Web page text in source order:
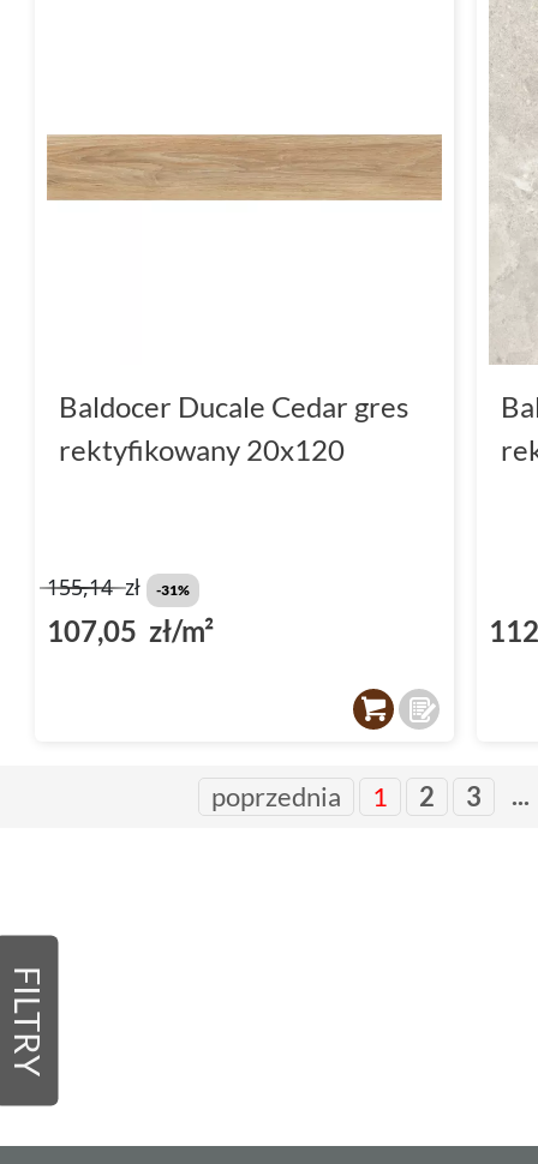
FILTRY
Baldocer Ducale Cedar gres
rektyfikowany 20x120
155,14zł -31%
107,05 zł/m²
poprzednia 1 2 3 ...